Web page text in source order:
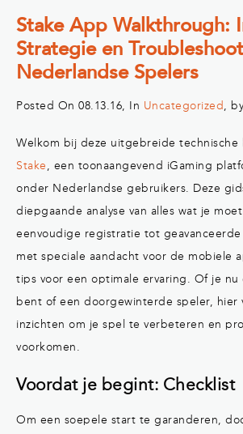
Stake App Walkthrough:
Strategie en
Nederlandse Spelers
Posted On 08.13.16, In Uncategorized, by
Welkom bij deze uitgebreide technische
Stake, een toonaangevend iGaming
onder Nederlandse gebruikers. Deze
diepgaande analyse van alles wat je
eenvoudige registratie tot
met speciale aandacht voor de mobiele
tips voor een optimale ervaring. Of je
bent of een doorgewinterde speler, hier
inzichten om je spel te verbeteren en
voorkomen.
Voordat je begint: Checklist
Om een soepele start te garanderen,